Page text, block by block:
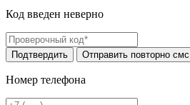
Код введен неверно
Номер телефона